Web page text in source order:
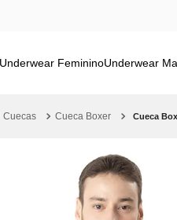
Underwear FemininoUnderwear
Cuecas Cueca Boxer